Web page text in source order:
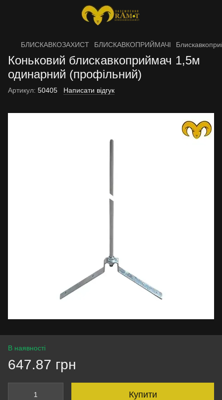
БЛИСКАВКОЗАХИСТ БЛИСКАВКОПРИЙМАЧІ
Коньковий блискавкоприймач 1,5м
одинарний (профільний)
Артикул: 50405 Написати відгук
В наявності
647.87 грн
Купити